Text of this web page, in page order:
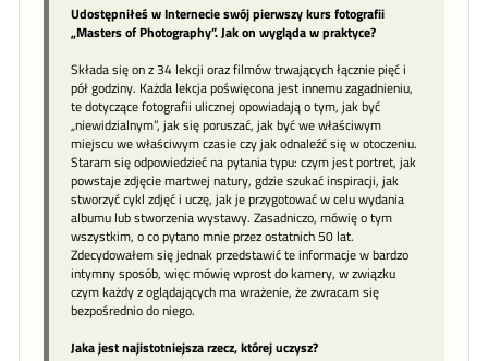
Udostępniłeś w Internecie swój pierwszy kurs fotografii
„Masters of Photography”. Jak on wygląda w praktyce?
Składa się on z 34 lekcji oraz filmów trwających łącznie pięć i
pół godziny. Każda lekcja poświęcona jest innemu zagadnieniu,
te dotyczące fotografii ulicznej opowiadają o tym, jak być
„niewidzialnym”, jak się poruszać, jak być we właściwym
miejscu we właściwym czasie czy jak odnaleźć się w otoczeniu.
Staram się odpowiedzieć na pytania typu: czym jest portret, jak
powstaje zdjęcie martwej natury, gdzie szukać inspiracji, jak
stworzyć cykl zdjęć i uczę, jak je przygotować w celu wydania
albumu lub stworzenia wystawy. Zasadniczo, mówię o tym
wszystkim, o co pytano mnie przez ostatnich 50 lat.
Zdecydowałem się jednak przedstawić te informacje w bardzo
intymny sposób, więc mówię wprost do kamery, w związku
czym każdy z oglądających ma wrażenie, że zwracam się
bezpośrednio do niego.
Jaka jest najistotniejsza rzecz, której uczysz?